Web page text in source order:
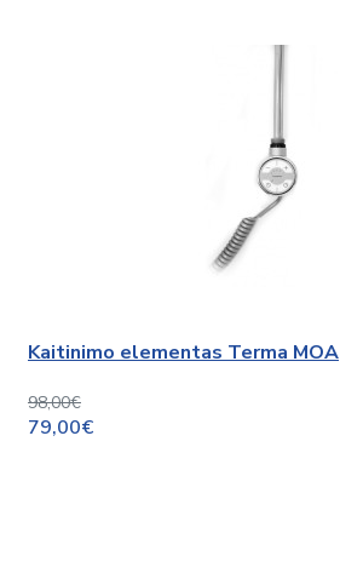
Kaitinimo elementas Terma MOA
98,00€
79,00€